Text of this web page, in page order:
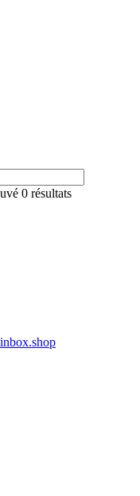
0 résultats